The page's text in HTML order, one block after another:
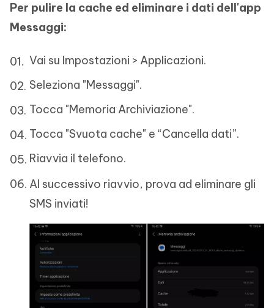
Per pulire la cache ed eliminare i dati dell'app
Messaggi:
Vai su Impostazioni > Applicazioni.
Seleziona "Messaggi".
Tocca "Memoria Archiviazione".
Tocca "Svuota cache" e “Cancella dati”.
Riavvia il telefono.
Al successivo riavvio, prova ad eliminare gli
SMS inviati!